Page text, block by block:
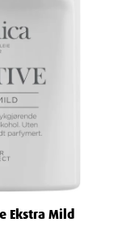
Ekstra Mild